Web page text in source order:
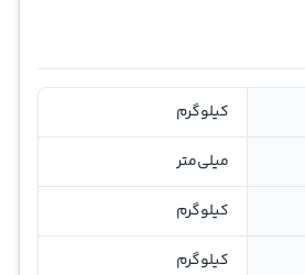
کیلوگرم
میلی‌متر
کیلوگرم
کیلوگرم